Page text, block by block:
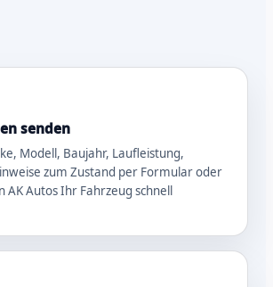
senden
Modell, Baujahr, Laufleistung,
zum Zustand per Formular oder
AK Autos Ihr Fahrzeug schnell